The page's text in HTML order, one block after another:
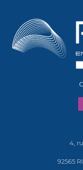
4,
92565